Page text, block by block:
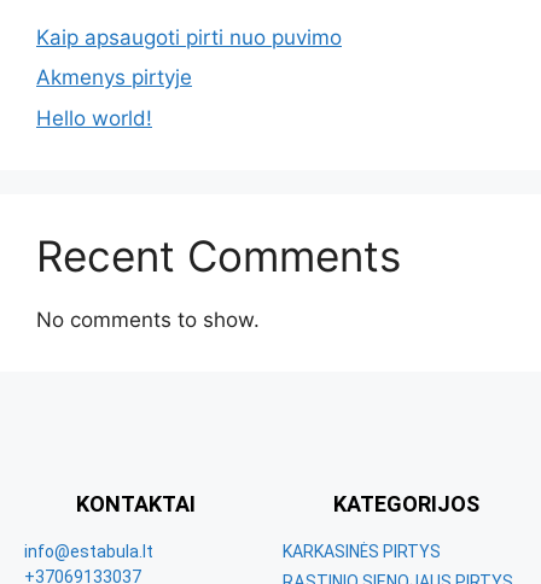
Kaip apsaugoti pirti nuo puvimo
Akmenys pirtyje
Hello world!
Recent Comments
No comments to show.
KONTAKTAI
info@estabula.lt
+37069133037
KATEGORIJOS
KARKASINĖS PIRTYS